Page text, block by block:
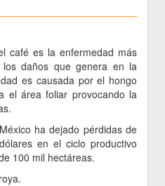
café es la enfermedad más
daños que genera en la
es causada por el hongo
área foliar provocando la
ha dejado pérdidas de
en el ciclo productivo
100 mil hectáreas.